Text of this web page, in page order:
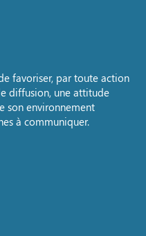
favoriser, par toute action
diffusion, une attitude
son environnement
à communiquer.